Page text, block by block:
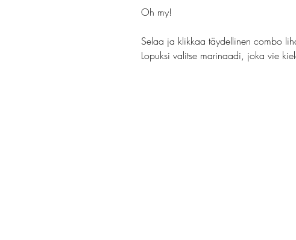
Oh my!
Selaa ja klikkaa täydellinen combo
Lopuksi valitse marinaadi, joka vie